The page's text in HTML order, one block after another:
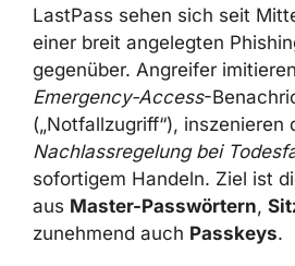
LastPass sehen sich seit
einer breit angelegten
gegenüber. Angreifer
Emergency-Access-
(„Notfallzugriff“), inszenieren
Nachlassregelung bei
sofortigem Handeln. Ziel ist
aus Master-Passwörtern,
zunehmend auch Passkeys.